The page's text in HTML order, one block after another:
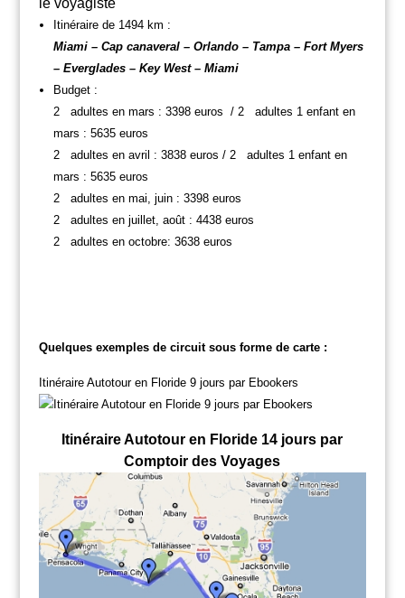
Itinéraire de 1494 km :
Miami – Cap canaveral – Orlando – Tampa – Fort Myers
– Everglades – Key West – Miami
Budget :
2 adultes en mars : 3398 euros / 2 adultes 1 enfant en
mars : 5635 euros
2 adultes en avril : 3838 euros / 2 adultes 1 enfant en
mars : 5635 euros
2 adultes en mai, juin : 3398 euros
2 adultes en juillet, août : 4438 euros
2 adultes en octobre: 3638 euros
Quelques exemples de circuit sous forme de carte :
Itinéraire Autotour en Floride 9 jours par Ebookers
Itinéraire Autotour en Floride 14 jours par
Comptoir des Voyages